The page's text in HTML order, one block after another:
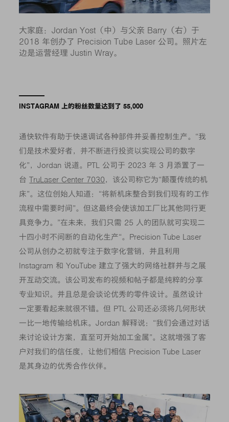
大家庭：Jordan Yost（中）与父亲 Barry（右）于
2018 年创办了 Precision Tube Laser 公司。照片左
边是运营经理 Justin Wray。
INSTAGRAM 上的粉丝数量达到了 55,000
通快软件有助于快速调试各种部件并妥善控制生产。“我
们是技术爱好者，并不断进行投资以实现公司的数字
化”，Jordan 说道。PTL 公司于 2023 年 3 月添置了一
台TruLaser Center 7030，该公司称它为“颠覆传统的机
床”。这位创始人知道：“将新机床整合到我们现有的工作
流程中需要时间”。但这最终会使该加工厂比其他同行更
具竞争力。”在未来，我们只需 25 人的团队就可实现二
十四小时不间断的自动化生产“。Precision Tube Laser
公司从创办之初就专注于数字化营销，并且利用
Instagram 和 YouTube 建立了强大的网络社群并与之展
开互动交流。该公司发布的视频和帖子都是纯粹的分享
专业知识。并且总是会谈论优秀的零件设计。虽然设计
一定要看起来就很不错。但 PTL 公司还必须将几何形状
一比一地传输给机床。Jordan 解释说：“我们会通过对话
来讨论设计方案，直至可开始加工金属”。这就增强了客
户对我们的信任度，让他们相信 Precision Tube Laser
是其身边的优秀合作伙伴。